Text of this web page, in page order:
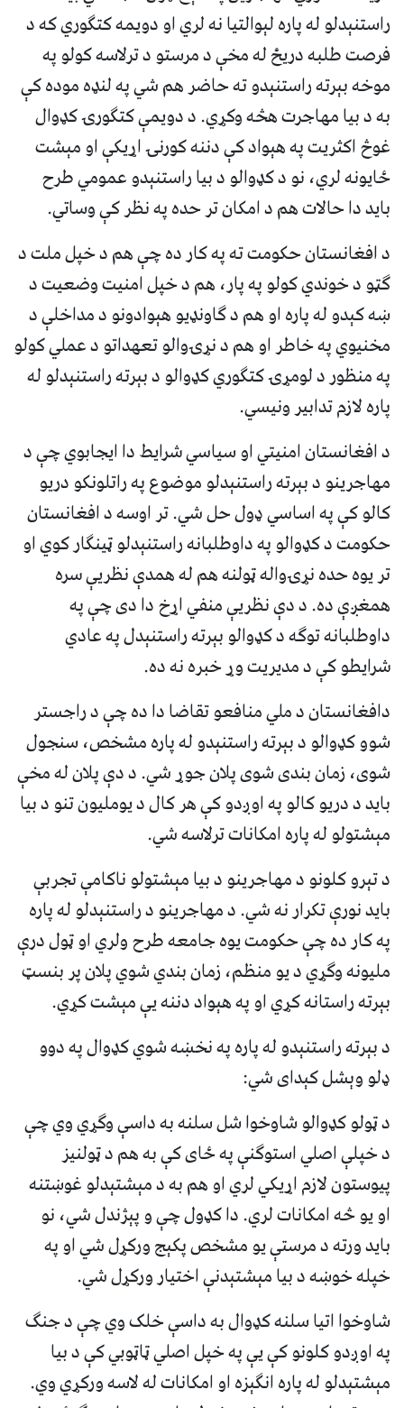
راستنېدلو له پاره لېوالتیا نه لري او دویمه کتګوري که د
فرصت طلبه دریځ له مخې د مرستو د ترلاسه کولو په
موخه بېرته راستنېدو ته حاضر هم شي په لنډه موده کې
به د بیا مهاجرت هڅه وکړي. د دویمې کتګورۍ کډوال
غوڅ اکثریت په هېواد کې دننه کورنۍ اړیکې او مېشت
ځایونه لري، نو د کډوالو د بیا راستنېدو عمومي طرح
باید دا حالات هم د امکان تر حده په نظر کې وساتي.
د افغانستان حکومت ته په کار ده چې هم د خپل ملت د
ګټو د خوندي کولو په پار، هم د خپل امنیت وضعیت د
ښه کېدو له پاره او هم د ګاونډیو هېوادونو د مداخلې د
مخنیوي په خاطر او هم د نړۍوالو تعهداتو د عملي کولو
په منظور د لومړۍ کتګوري کډوالو د بېرته راستنېدلو له
پاره لازم تدابیر ونیسي.
د افغانستان امنیتي او سیاسي شرایط دا ایجابوي چې د
مهاجرینو د بېرته راستنېدلو موضوع په راتلونکو دریو
کالو کې په اساسي ډول حل شي. تر اوسه د افغانستان
حکومت د کډوالو په داوطلبانه راستنېدلو ټینګار کوي او
تر یوه حده نړۍواله ټولنه هم له همدې نظریې سره
همغږې ده. د دې نظریې منفي اړخ دا دی چې په
داوطلبانه توګه د کډوالو بېرته راستنېدل په عادي
شرایطو کې د مدیریت وړ خبره نه ده.
دافغانستان د ملي منافعو تقاضا دا ده چې د راجستر
شوو کډوالو د بېرته راستنېدو له پاره مشخص، سنجول
شوی، زمان بندی شوی پلان جوړ شي. د دې پلان له مخې
باید د دریو کالو په اوږدو کې هر کال د یوملیون تنو د بیا
مېشتولو له پاره امکانات ترلاسه شي.
د تېرو کلونو د مهاجرینو د بیا مېشتولو ناکامې تجربې
باید نورې تکرار نه شي. د مهاجرینو د راستنېدلو له پاره
په کار ده چې حکومت یوه جامعه طرح ولري او ټول درې
ملیونه وګړي د یو منظم، زمان بندي شوي پلان پر بنسټ
بېرته راستانه کړي او په هېواد دننه یې مېشت کړي.
د بېرته راستنېدو له پاره په نخښه شوي کډوال په دوو
ډلو وېشل کېدای شي:
د ټولو کډوالو شاوخوا شل سلنه به داسې وګړي وي چې
د خپلې اصلي استوګنې په ځای کې به هم د ټولنیز
پیوستون لازم اړیکي لري او هم به د مېشتېدلو غوښتنه
او یو څه امکانات لري. دا کډول چې و پېژندل شي، نو
باید ورته د مرستې یو مشخص پکېج ورکړل شي او په
خپله خوښه د بیا مېشتېدنې اختیار ورکړل شي.
شاوخوا اتیا سلنه کډوال به داسې خلک وي چې د جنګ
په اوږدو کلونو کې یې په خپل اصلي ټاټوبي کې د بیا
مېشتېدلو له پاره انګېزه او امکانات له لاسه ورکړي وي.